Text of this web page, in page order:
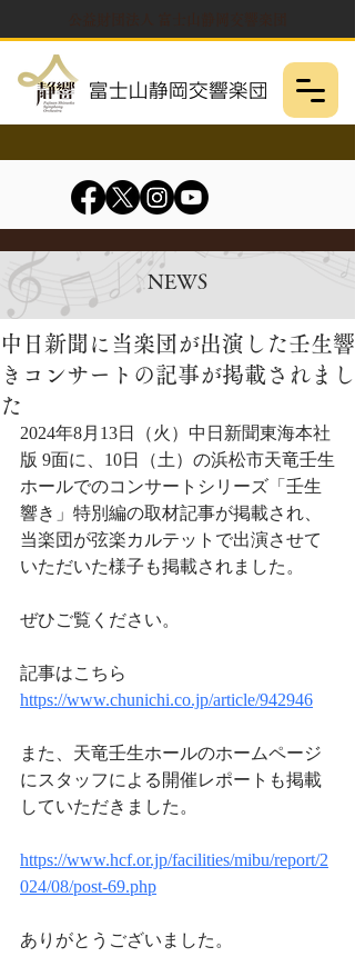
NEWS
中日新聞に当楽団が出演した壬生響
きコンサートの記事が掲載されまし
た
2024年8月13日（火）中日新聞東海本社
版 9面に、10日（土）の浜松市天竜壬生
ホールでのコンサートシリーズ「壬生
響き」特別編の取材記事が掲載され、
当楽団が弦楽カルテットで出演させて
いただいた様子も掲載されました。
ぜひご覧ください。
記事はこちら
https://www.chunichi.co.jp/article/942946
また、天竜壬生ホールのホームページ
にスタッフによる開催レポートも掲載
していただきました。
https://www.hcf.or.jp/facilities/mibu/report/2
024/08/post-69.php
ありがとうございました。